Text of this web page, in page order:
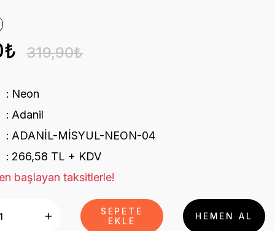
319,90₺
Neon
Adanil
ADANİL-MİSYUL-NEON-04
266,58 TL + KDV
başlayan taksitlerle!
SEPETE
EKLE
HEMEN AL